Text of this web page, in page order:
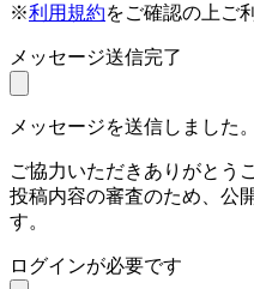
※利用規約をご確認の上ご
メッセージ送信完了
メッセージを送信しました。
ご協力いただきありがとう
投稿内容の審査のため、公
す。
ログインが必要です